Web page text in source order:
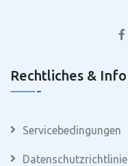
Rechtliches & Info
Servicebedingungen
Datenschutzrichtlinie